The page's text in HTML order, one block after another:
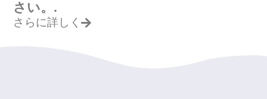
さい。.
さらに詳しく